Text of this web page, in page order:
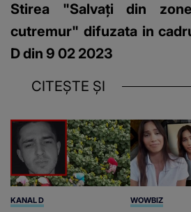
Stirea "Salvați din
cutremur" difuzata in
D din 9 02 2023
CITEȘTE ȘI
KANAL D WOWBIZ